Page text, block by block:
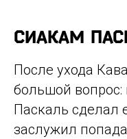
СИАКАМ
После ухода
большой вопрос:
Паскаль сделал
заслужил